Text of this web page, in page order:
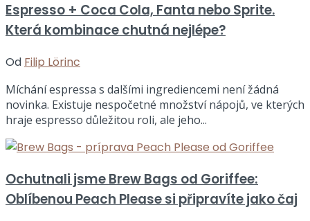
Espresso + Coca Cola, Fanta nebo Sprite.
Která kombinace chutná nejlépe?
Od Filip Lörinc
Míchání espressa s dalšími ingrediencemi není žádná
novinka. Existuje nespočetné množství nápojů, ve kterých
hraje espresso důležitou roli, ale jeho...
Ochutnali jsme Brew Bags od Goriffee:
Oblíbenou Peach Please si připravíte jako čaj